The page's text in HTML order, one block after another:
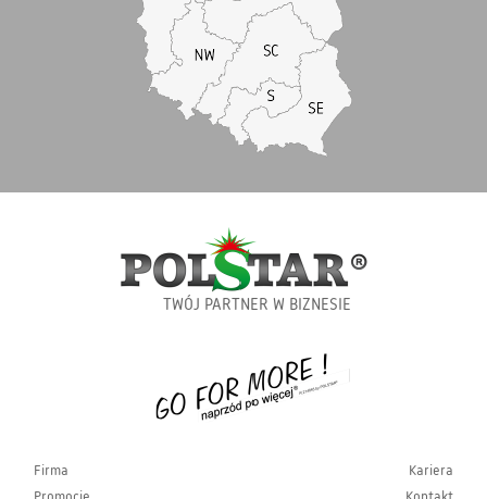
TWÓJ PARTNER W BIZNESIE
Firma
Kariera